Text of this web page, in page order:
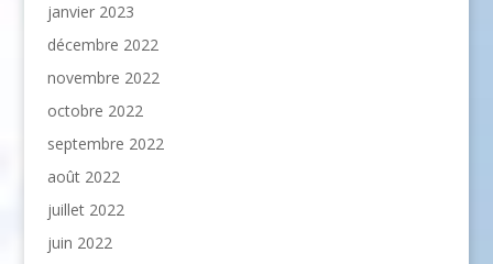
janvier 2023
décembre 2022
novembre 2022
octobre 2022
septembre 2022
août 2022
juillet 2022
juin 2022